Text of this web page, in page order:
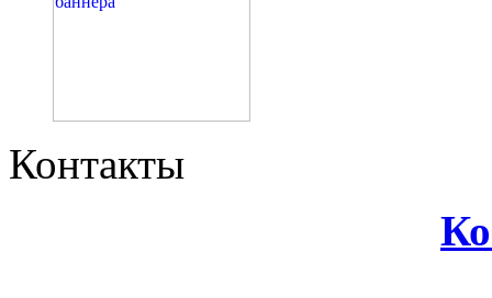
Контакты